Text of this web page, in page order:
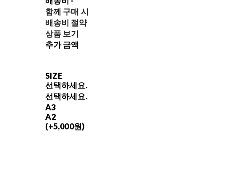
함께 구매 시
배송비 절약
상품 보기
추가 금액
SIZE
선택하세요.
선택하세요.
A3
A2
(+5,000원)